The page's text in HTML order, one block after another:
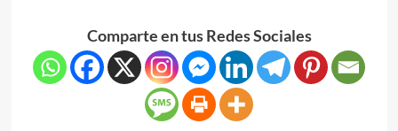
Comparte en tus Redes Sociales